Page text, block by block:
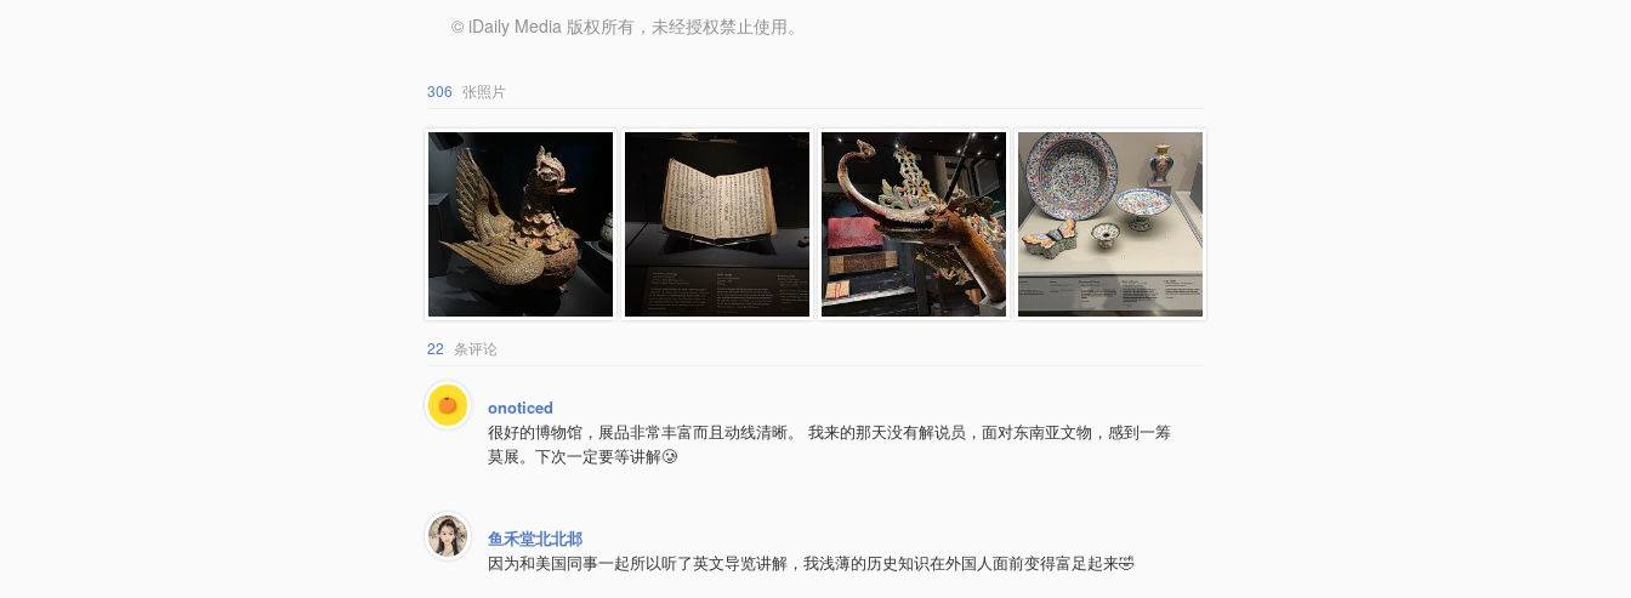
© iDaily Media 版权所有，未经授权禁止使用。
306 张照片
22 条评论
onoticed
很好的博物馆，展品非常丰富而且动线清晰。 我来的那天没有解说员，面对东南亚文物，感到一筹
莫展。下次一定要等讲解🥲
鱼禾堂北北邶
因为和美国同事一起所以听了英文导览讲解，我浅薄的历史知识在外国人面前变得富足起来🤣